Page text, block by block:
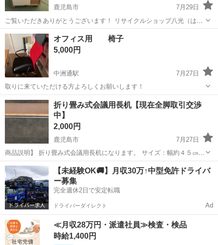
鹿児島市
7月29日
ご覧いただきありがとうございます！ リサイクルショップ八光（はっ
こう）です。 デスク下やリビングなどのちょっとした収納に便利な、
タマリビングのキャスター付きチェスト（ワゴン）です。 高さ47cm
とコンパクト...
鹿児島 鹿児島市 オフィス用家具
オフィス用 椅子
5,000円
中洲通駅
7月27日
取りに来ていただける方よろしくお願いします！
鹿児島 鹿児島市 中洲通駅 オフィス用家具
折り畳み式会議用長机【現在全脚取引交渉
中】
2,000円
鹿児島市
7月27日
商品説明】 折り畳み式会議用長机になります。 サイズ：幅約４５㎝
奥行約１８０㎝ 高さ約７０㎝ 脚部は折り畳みが可能です。 簡易的な
ロック機構が付いているため、設置時の安定さは保たれています。 机
の天板の下には物が収...
鹿児島 鹿児島市 オフィス用家具 天板
【未経験OK🚚】月収30万↑中型免許ドライバ
ー募集
完全週休2日で安定転職
ドライバーダイレクト Ad
≪月収28万円・派遣社員≫検査・検品
時給1,400円